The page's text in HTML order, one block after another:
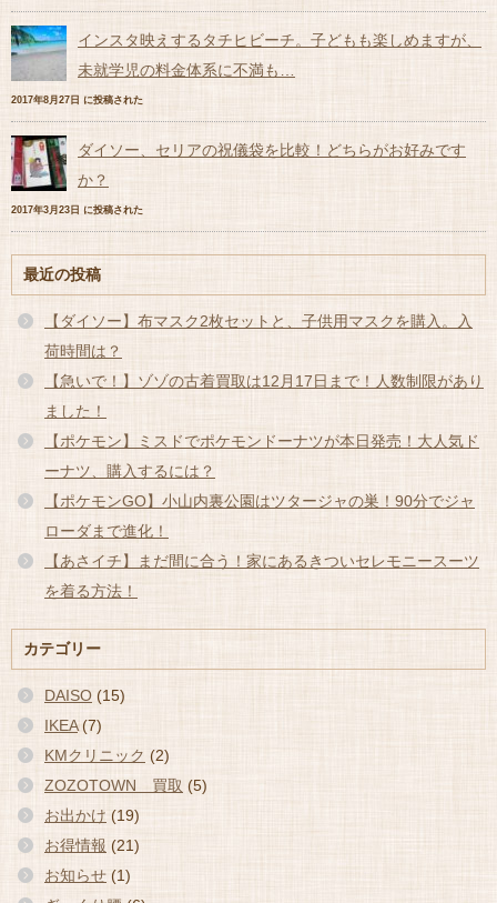
インスタ映えするタチヒビーチ。子どもも楽しめますが、
未就学児の料金体系に不満も…
2017年8月27日 に投稿された
ダイソー、セリアの祝儀袋を比較！どちらがお好みです
か？
2017年3月23日 に投稿された
最近の投稿
【ダイソー】布マスク2枚セットと、子供用マスクを購入。入
荷時間は？
【急いで！】ゾゾの古着買取は12月17日まで！人数制限があり
ました！
【ポケモン】ミスドでポケモンドーナツが本日発売！大人気ド
ーナツ、購入するには？
【ポケモンGO】小山内裏公園はツタージャの巣！90分でジャ
ローダまで進化！
【あさイチ】まだ間に合う！家にあるきついセレモニースーツ
を着る方法！
カテゴリー
DAISO (15)
IKEA(7)
KMクリニック (2)
ZOZOTOWN 買取 (5)
お出かけ (19)
お得情報 (21)
お知らせ (1)